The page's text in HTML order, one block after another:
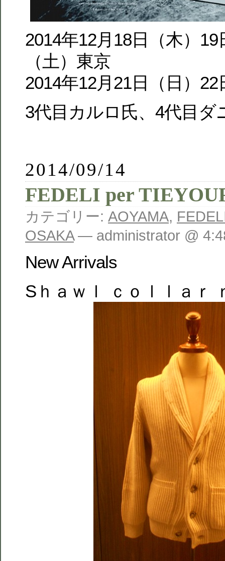
2014年12月18日（木）
（土）東京
2014年12月21日（日）
3代目カルロ氏、4代目ダ
2014/09/14
FEDELI per
カテゴリー: AOYAMA,
OSAKA— administrator @
New Arrivals
Sｈａｗｌ ｃｏｌｌａｒ